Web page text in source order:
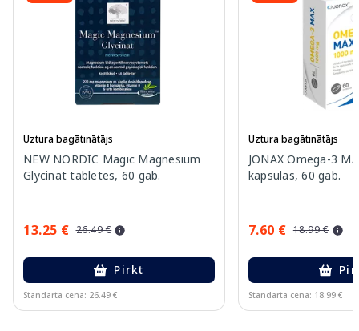
Uztura bagātinātājs
NEW NORDIC Magic Magnesium
Glycinat tabletes, 60 gab.
13.25 € 26.49 €
Pirkt
Standarta cena: 26.49 €
Uztura bagātinātājs
JONAX Omega-3
kapsulas, 60 gab.
7.60 € 18.99 €
Standarta cena: 18.99 €